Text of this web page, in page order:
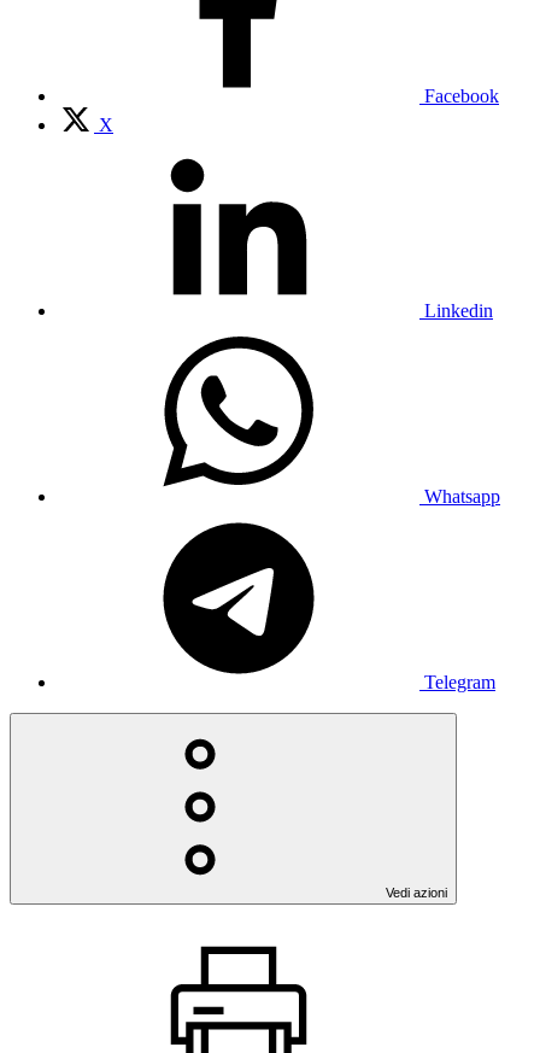
Facebook
X
Linkedin
Whatsapp
Telegram
Vedi azioni